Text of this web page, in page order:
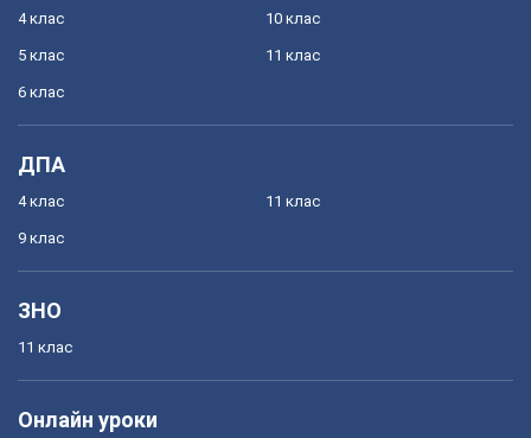
4 клас
5 клас
6 клас
10 клас
11 клас
ДПА
4 клас
9 клас
11 клас
ЗНО
11 клас
Онлайн уроки